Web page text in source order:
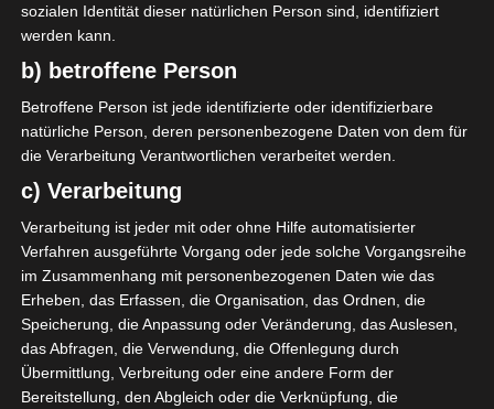
ENDERGEBNIS
Stade Olympique de Gabès
Sporting Club Moknine (SCM) – El Gawafel Sportive
s de Gafsa (EGSG)
Kalâa Sport (KS) – Espoir Sportif Bouchemma (ESB)
Die nächsten Begegnungen
sozialen Identität dieser natürlichen Person sind, identifiziert
werden kann.
b) betroffene Person
Betroffene Person ist jede identifizierte oder identifizierbare
natürliche Person, deren personenbezogene Daten von dem für
die Verarbeitung Verantwortlichen verarbeitet werden.
c) Verarbeitung
Verarbeitung ist jeder mit oder ohne Hilfe automatisierter
Verfahren ausgeführte Vorgang oder jede solche Vorgangsreihe
im Zusammenhang mit personenbezogenen Daten wie das
Erheben, das Erfassen, die Organisation, das Ordnen, die
Speicherung, die Anpassung oder Veränderung, das Auslesen,
das Abfragen, die Verwendung, die Offenlegung durch
Übermittlung, Verbreitung oder eine andere Form der
Bereitstellung, den Abgleich oder die Verknüpfung, die